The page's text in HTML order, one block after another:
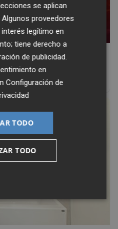
vieja escuela ¡Cómo los de
se aplican
proveedores
legítimo en
tiene derecho a
de publicidad
en
Configuración de
TODO
TODO